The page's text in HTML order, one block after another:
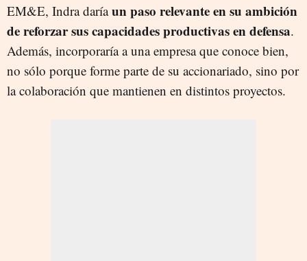
EM&E, Indra daríaun paso relevante en su ambición
de reforzar sus capacidades productivas en defensa.
Además, incorporaría a una empresa que conoce bien,
no sólo porque forme parte de su accionariado, sino por
la colaboración que mantienen en distintos proyectos.